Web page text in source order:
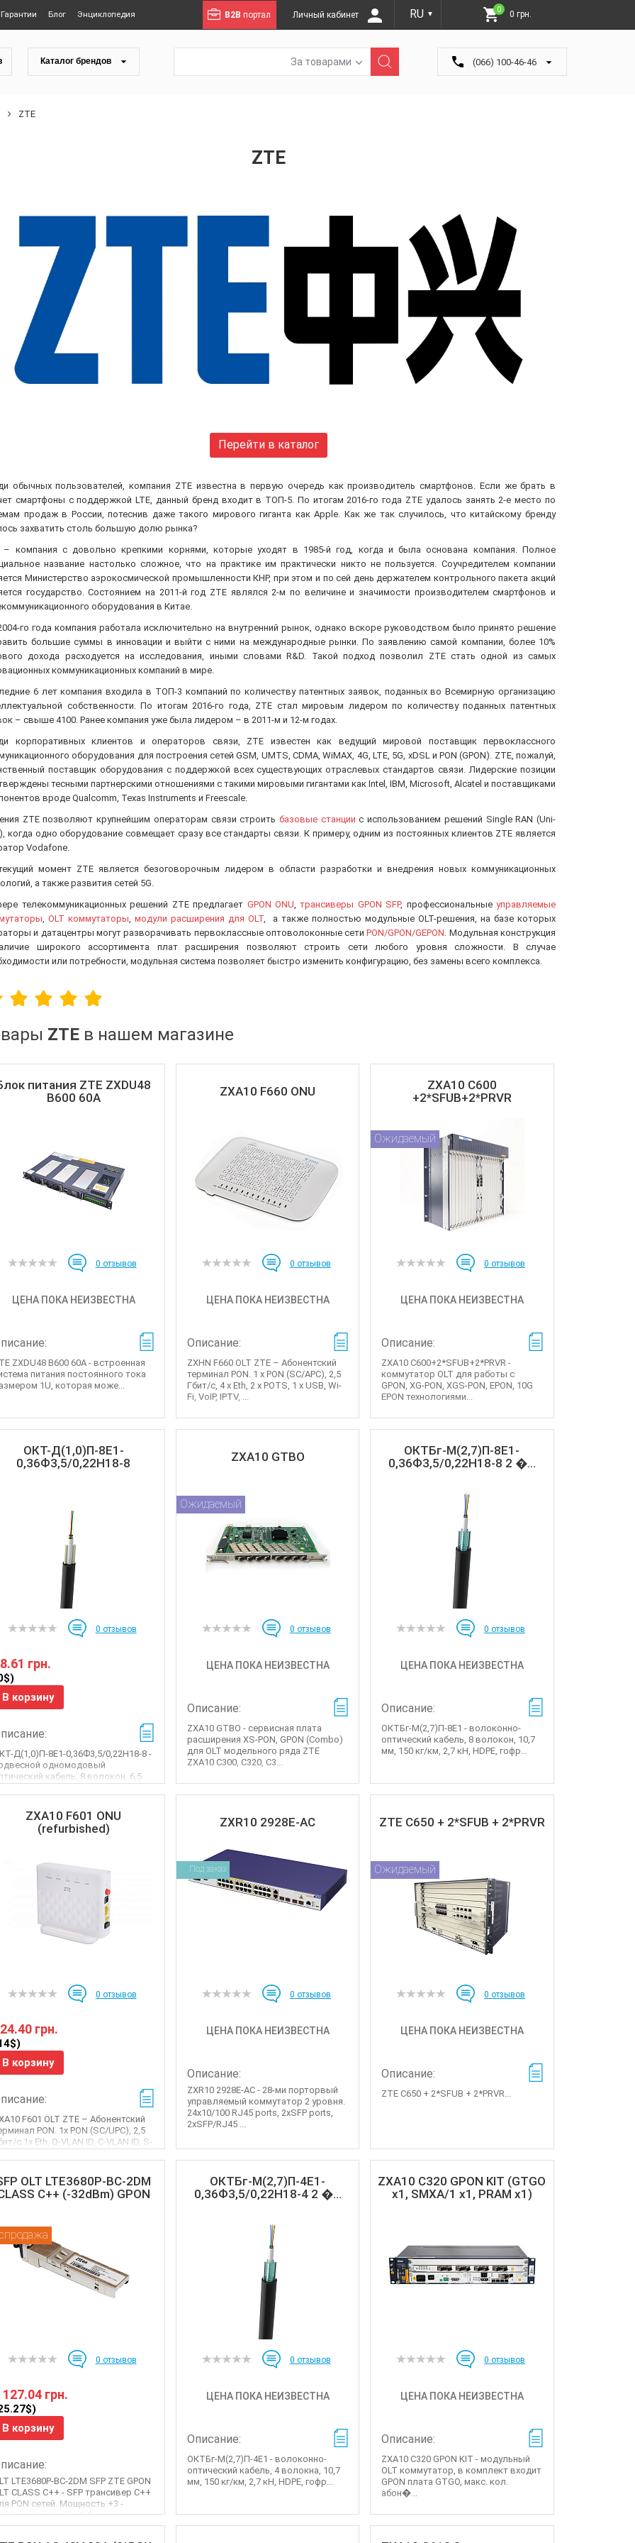
Гарантии Блог Энциклопедия B2B портал Личный кабинет RU ▼
0 0 грн.
Каталог брендов За товарами (066) 100-46-46
ZTE
ZTE
Перейти в каталог
обычных пользователей, компания ZTE известна в первую очередь как производитель смартфонов. Если же брать в
смартфоны с поддержкой LTE, данный бренд входит в ТОП-5. По итогам 2016-го года ZTE удалось занять 2-е место по
продаж в России, потеснив даже такого мирового гиганта как Apple. Как же так случилось, что китайскому бренду
захватить столь большую долю рынка?
– компания с довольно крепкими корнями, которые уходят в 1985-й год, когда и была основана компания. Полное
название настолько сложное, что на практике им практически никто не пользуется. Соучредителем компании
Министерство аэрокосмической промышленности КНР, при этом и по сей день держателем контрольного пакета акций
государство. Состоянием на 2011-й год ZTE являлся 2-м по величине и значимости производителем смартфонов и
оборудования в Китае.
го года компания работала исключительно на внутренний рынок, однако вскоре руководством было принято решение
большие суммы в инновации и выйти с ними на международные рынки. По заявлению самой компании, более 10%
дохода расходуется на исследования, иными словами R&D. Такой подход позволил ZTE стать одной из самых
коммуникационных компаний в мире.
6 лет компания входила в ТОП-3 компаний по количеству патентных заявок, поданных во Всемирную организацию
собственности. По итогам 2016-го года, ZTE стал мировым лидером по количеству поданных патентных
– свыше 4100. Ранее компания уже была лидером – в 2011-м и 12-м годах.
корпоративных клиентов и операторов связи, ZTE известен как ведущий мировой поставщик первоклассного
оборудования для построения сетей GSM, UMTS, CDMA, WiMAX, 4G, LTE, 5G, xDSL и PON (GPON). ZTE, пожалуй,
поставщик оборудования с поддержкой всех существующих отраслевых стандартов связи. Лидерские позиции
тесными партнерскими отношениями с такими мировыми гигантами как Intel, IBM, Microsoft, Alcatel и поставщиками
вроде Qualcomm, Texas Instruments и Freescale.
ZTE позволяют крупнейшим операторам связи строить базовые станции с использованием решений Single RAN (Uni-
когда одно оборудование совмещает сразу все стандарты связи. К примеру, одним из постоянных клиентов ZTE является
Vodafone.
момент ZTE является безоговорочным лидером в области разработки и внедрения новых коммуникационных
а также развития сетей 5G.
телекоммуникационных решений ZTE предлагает GPON ONU ,трансиверы GPON SFP, профессиональныеуправляемые
OLT коммутаторы модули расширения для OLT , а также полностью модульные OLT-решения, на базе которых
и датацентры могут разворачивать первоклассные оптоволоконные сетиPON/GPON/GEPON . Модульная конструкция
широкого ассортимента плат расширения позволяют строить сети любого уровня сложности. В случае
или потребности, модульная система позволяет быстро изменить конфигурацию, без замены всего комплекса.
ZTE в нашем магазине
питания ZTE ZXDU48
B600 60A
0 отзывов
ЦЕНА ПОКА НЕИЗВЕСТНА
ZXDU48 B600 60A - встроенная
питания постоянного тока
1U, которая може...
ZXA10 F660 ONU
0 отзывов
ЦЕНА ПОКА НЕИЗВЕСТНА
Описание:
ZXHN F660 OLT ZTE – Абонентский
терминал PON. 1 x PON (SC/APC), 2,5
Гбит/с, 4 x Eth, 2 x POTS, 1 x USB, Wi-
Fi, VoIP, IPTV, ...
ZXA10 C600
+2*SFUB+2*PRVR
Ожидаемый
0 отзывов
ЦЕНА ПОКА НЕИЗВЕСТНА
Описание:
ZXA10 C600+2*SFUB+2*PRVR -
коммутатор OLT для работы с
GPON, XG-PON, XGS-PON, EPON, 10G
EPON технологиями...
ОКТ-Д(1,0)П-8Е1-
0,36Ф3,5/0,22Н18-8
0 отзывов
грн.
В корзину
Д(1,0)П-8Е1-0,36Ф3,5/0,22Н18-8 -
одномодовый
кабель, 8 волокон, 6,5
...
ZXA10 GTBO
Ожидаемый
0 отзывов
ЦЕНА ПОКА НЕИЗВЕСТНА
Описание:
ZXA10 GTBO - сервисная плата
расширения XS-PON, GPON (Combo)
для OLT модельного ряда ZTE
ZXA10 C300, C320, C3...
ОКТБг-М(2,7)П-8Е1-
0,36Ф3,5/0,22Н18-8 2 �...
0 отзывов
ЦЕНА ПОКА НЕИЗВЕСТНА
Описание:
ОКТБг-М(2,7)П-8Е1 - волоконно-
оптический кабель, 8 волокон, 10,7
мм, 150 кг/км, 2,7 кН, HDPE, гофр...
ZXA10 F601 ONU
(refurbished)
0 отзывов
грн.
В корзину
F601 OLT ZTE – Абонентский
PON. 1x PON (SC/UPC), 2,5
с,1x Eth, Q-VLAN ID, C-VLAN ID, S-
ID, гро�...
ZXR10 2928E-AC
Под заказ
0 отзывов
ЦЕНА ПОКА НЕИЗВЕСТНА
Описание:
ZXR10 2928E-AC - 28-ми порторвый
управляемый коммутатор 2 уровня.
24x10/100 RJ45 ports, 2xSFP ports,
2xSFP/RJ45 ...
ZTE C650 + 2*SFUB + 2*PRVR
Ожидаемый
0 отзывов
ЦЕНА ПОКА НЕИЗВЕСТНА
Описание:
ZTE C650 + 2*SFUB + 2*PRVR...
OLT LTE3680P-BC-2DM
C++ (-32dBm) GPON
0 отзывов
127.04 грн.
В корзину
LTE3680P-BC-2DM SFP ZTE GPON
CLASS C++ - SFP трансивер C++
PON сетей. Мощность +3 -
чувств -32 дБ�...
ОКТБг-М(2,7)П-4Е1-
0,36Ф3,5/0,22Н18-4 2 �...
0 отзывов
ЦЕНА ПОКА НЕИЗВЕСТНА
Описание:
ОКТБг-М(2,7)П-4Е1 - волоконно-
оптический кабель, 4 волокна, 10,7
мм, 150 кг/км, 2,7 кН, HDPE, гофр...
ZXA10 C320 GPON KIT (GTGO
x1, SMXA/1 x1, PRAM x1)
0 отзывов
ЦЕНА ПОКА НЕИЗВЕСТНА
Описание:
ZXA10 C320 GPON KIT - модульный
OLT коммутатор, в комплект входит
GPON плата GTGO, макс. кол.
абон�...